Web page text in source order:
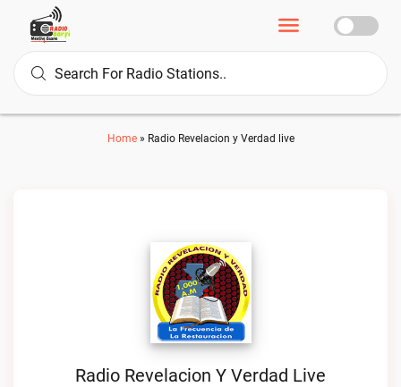
Home» Radio Revelacion y Verdad live
Radio Revelacion Y Verdad Live